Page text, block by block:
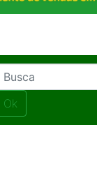
Ok